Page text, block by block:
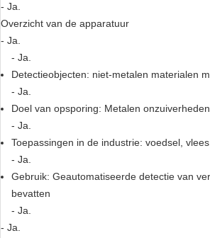
- Ja.
Overzicht van de apparatuur
- Ja.
- Ja.
Detectieobjecten: niet-metalen materialen
- Ja.
Doel van opsporing: Metalen
- Ja.
Toepassingen in de industrie: voedsel,
- Ja.
Gebruik: Geautomatiseerde detectie van
bevatten
- Ja.
- Ja.